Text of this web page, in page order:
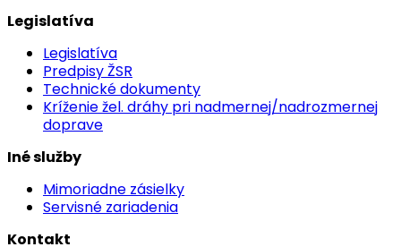
Legislatíva
Legislatíva
Predpisy ŽSR
Technické dokumenty
Kríženie žel. dráhy pri nadmernej/nadrozmernej
doprave
Iné služby
Mimoriadne zásielky
Servisné zariadenia
Kontakt